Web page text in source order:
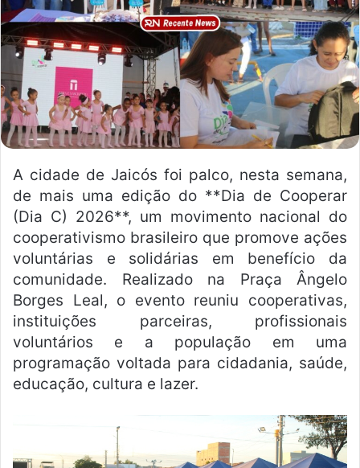
-
a
i
l
A cidade de Jaicós foi palco, nesta semana,
de mais uma edição do **Dia de Cooperar
(Dia C) 2026**, um movimento nacional do
cooperativismo brasileiro que promove ações
voluntárias e solidárias em benefício da
comunidade. Realizado na Praça Ângelo
Borges Leal, o evento reuniu cooperativas,
instituições parceiras, profissionais
voluntários e a população em uma
programação voltada para cidadania, saúde,
educação, cultura e lazer.